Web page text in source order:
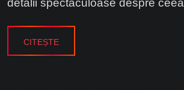
detalii spectaculoase despre ceea
CITEȘTE